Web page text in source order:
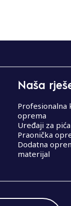
Naša
Profesionalna
oprema
Uređaji za pića
Praonička
Dodatna
materijal